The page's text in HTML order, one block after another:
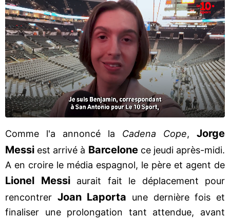
Comme l'a annoncé la Cadena Cope, Jorge
Messi est arrivé à Barcelonece jeudi après-midi.
A en croire le média espagnol, le père et agent de
Lionel Messiaurait fait le déplacement pour
rencontrer Joan Laporta une dernière fois et
finaliser une prolongation tant attendue, avant